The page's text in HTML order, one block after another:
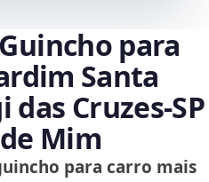
para
Santa
Cruzes‑SP
Mim
para carro mais